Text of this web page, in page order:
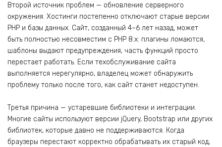
Второй источник проблем — обновление серверного
окружения. Хостинги постепенно отключают старые версии
PHP и базы данных. Сайт, созданный 4–6 лет назад, может
быть полностью несовместим с PHP 8.x: плагины ломаются,
шаблоны выдают предупреждения, часть функций просто
перестает работать. Если техобслуживание сайта
выполняется нерегулярно, владелец может обнаружить
проблему только после того, как сайт станет недоступен.
Третья причина — устаревшие библиотеки и интеграции.
Многие сайты используют версии jQuery, Bootstrap или других
библиотек, которые давно не поддерживаются. Когда
браузеры перестают корректно обрабатывать их старый код,